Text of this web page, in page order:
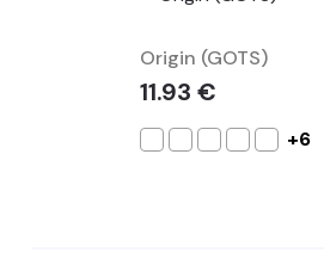
Origin (GOTS)
11.93 €
+6